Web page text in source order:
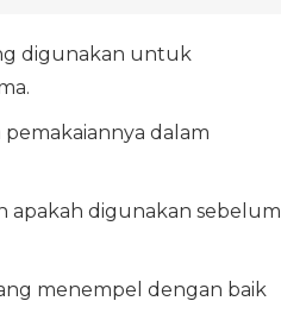
digunakan untuk
dalam
apakah digunakan sebelum
menempel dengan baik